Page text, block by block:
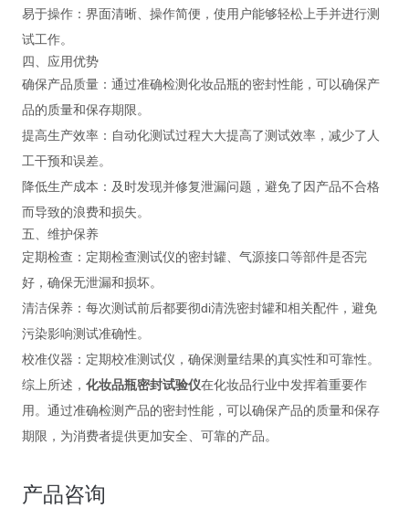
‌易于操作‌：界面清晰、操作简便，使用户能够轻松上手并进行测
试工作。
四、应用优势
‌确保产品质量‌：通过准确检测化妆品瓶的密封性能，可以确保产
品的质量和保存期限。
‌提高生产效率‌：自动化测试过程大大提高了测试效率，减少了人
工干预和误差。
‌降低生产成本‌：及时发现并修复泄漏问题，避免了因产品不合格
而导致的浪费和损失。
五、维护保养
‌定期检查‌：定期检查测试仪的密封罐、气源接口等部件是否完
好，确保无泄漏和损坏。
‌清洁保养‌：每次测试前后都要彻di清洗密封罐和相关配件，避免
污染影响测试准确性。
‌校准仪器‌：定期校准测试仪，确保测量结果的真实性和可靠性。
综上所述， 化妆品瓶密封试验仪在化妆品行业中发挥着重要作
用。通过准确检测产品的密封性能，可以确保产品的质量和保存
期限，为消费者提供更加安全、可靠的产品。
产品咨询